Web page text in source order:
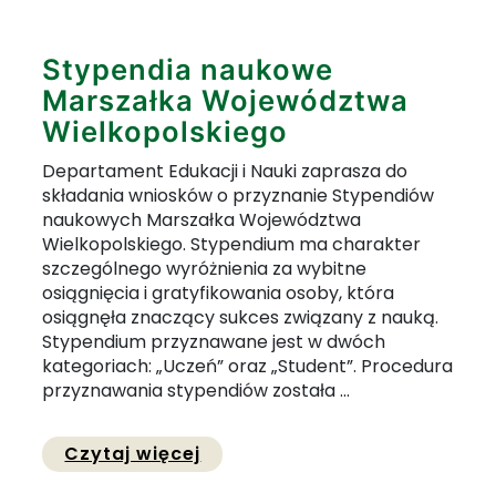
Stypendia naukowe
Marszałka Województwa
Wielkopolskiego
Departament Edukacji i Nauki zaprasza do
składania wniosków o przyznanie Stypendiów
naukowych Marszałka Województwa
Wielkopolskiego. Stypendium ma charakter
szczególnego wyróżnienia za wybitne
osiągnięcia i gratyfikowania osoby, która
osiągnęła znaczący sukces związany z nauką.
Stypendium przyznawane jest w dwóch
kategoriach: „Uczeń” oraz „Student”. Procedura
przyznawania stypendiów została ...
Czytaj więcej Przejdź do pełnej